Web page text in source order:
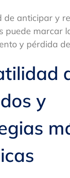
de anticipar y
puede marcar
y pérdida
y